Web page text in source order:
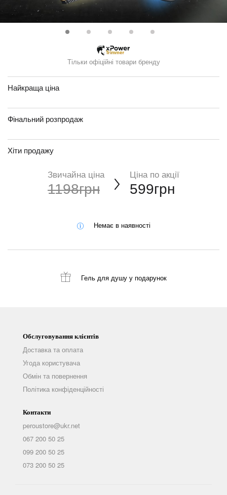
Тільки офіційні товари бренду
Найкраща ціна
Фінальний розпродаж
Хіти продажу
Звичайна ціна
1198грн
Ціна по акції
599грн
Немає в наявності
Гель для душуу подарунок
Обслуговування клієнтів
Доставка та оплата
Угода користувача
Обмін та повернення
Політика конфіденційності
Контакти
peroustore@ukr.net
067 200 50 25
099 200 50 25
073 200 50 25